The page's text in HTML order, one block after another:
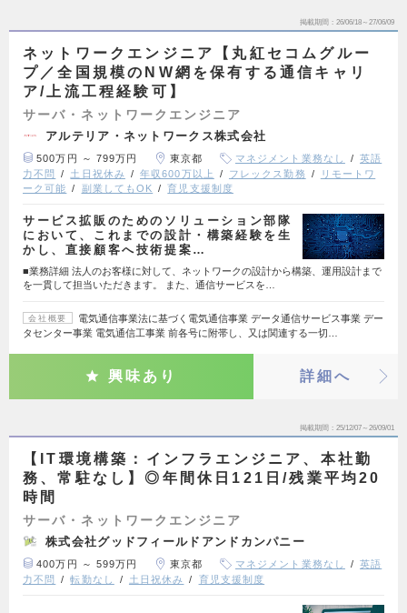
掲載期間 26/06/18～27/06/09
ネットワークエンジニア【丸紅セコムグルー
プ／全国規模のNW網を保有する通信キャリ
ア/上流工程経験可】
サーバ・ネットワークエンジニア
アルテリア・ネットワークス株式会社
500万円 ～ 799万円 東京都 マネジメント業務なし
英語
力不問
土日祝休み 年収600万以上 フレックス勤務
リモートワ
ーク可能
副業してもOK 育児支援制度
サービス拡販のためのソリューション部隊
において、これまでの設計・構築経験を生
かし、直接顧客へ技術提案…
■業務詳細 法人のお客様に対して、ネットワークの設計から構築、運用設計まで
を一貫して担当いただきます。 また、通信サービスを…
会社概要
電気通信事業法に基づく電気通信事業 データ通信サービス事業 デー
タセンター事業 電気通信工事業 前各号に附帯し、又は関連する一切…
興味あり 詳細へ
掲載期間 25/12/07～26/09/01
【IT環境構築：インフラエンジニア、本社勤
務、常駐なし】◎年間休日121日/残業平均20
時間
サーバ・ネットワークエンジニア
株式会社グッドフィールドアンドカンパニー
400万円 ～ 599万円 東京都 マネジメント業務なし
英語
力不問
転勤なし 土日祝休み 育児支援制度